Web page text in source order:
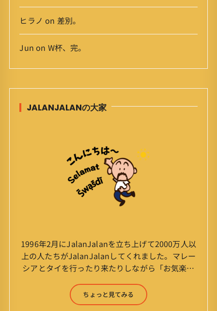
ヒラノ on 差別。
Jun on W杯、完。
JALANJALANの大家
1996年2月にJalanJalanを立ち上げて2000万人以
上の人たちがJalanJalanしてくれました。マレー
シアとタイを行ったり来たりしながら「お気楽」
森 淳（Jun Yamamori） 生年月日 ：1959年
7月4日(61才) 生まれ ：香港(3才まで)
ちょっと見てみる